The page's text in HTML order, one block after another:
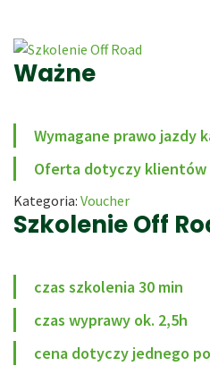
Ważne
Wymagane prawo jazdy
Oferta dotyczy klientów
Kategoria: Voucher
Szkolenie Off
czas szkolenia 30 min
czas wyprawy ok. 2,5h
cena dotyczy jednego